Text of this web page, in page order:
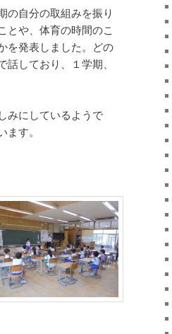
の自分の取組みを振り
とや、体育の時間のこ
を発表しました。どの
しており、１学期、
みにしているようで
す。